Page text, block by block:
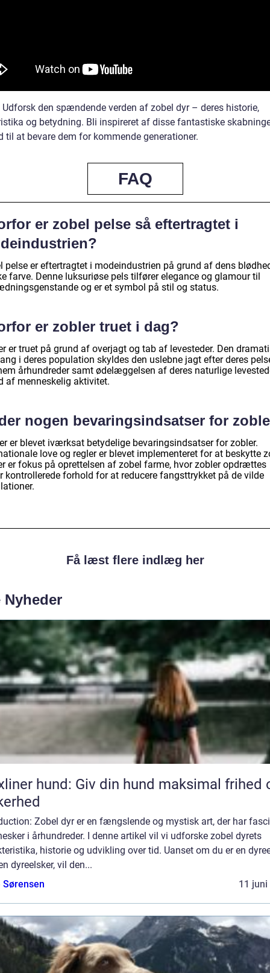
Udforsk den spændende verden af zobel dyr – deres historie,
og betydning. Bli inspireret af disse fantastiske
til at bevare dem for kommende generationer.
FAQ
er zobel pelse så eftertragtet i
pelse er eftertragtet i modeindustrien på grund af dens
farve. Denne luksuriøse pels tilfører elegance og glamour til
og er et symbol på stil og status.
er zobler truet i dag?
er truet på grund af overjagt og tab af levesteder. Den
i deres population skyldes den uslebne jagt efter deres
århundreder samt ødelæggelsen af deres naturlige
af menneskelig aktivitet.
nogen bevaringsindsatser for
er blevet iværksat betydelige bevaringsindsatser for zobler.
love og regler er blevet implementeret for at beskytte
er fokus på oprettelsen af zobel farme, hvor zobler opdrættes
kontrollerede forhold for at reducere fangsttrykket på de vilde
Få læst flere indlæg her
Nyheder
hund: Giv din hund maksimal frihed
Zobel dyr er en fængslende og mystisk art, der har
i århundreder. I denne artikel vil vi udforske zobel dyrets
historie og udvikling over tid. Uanset om du er en
dyreelsker, vil den...
Sørensen
11 juni